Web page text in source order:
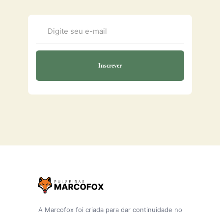
A Marcofox foi criada para dar continuidade no